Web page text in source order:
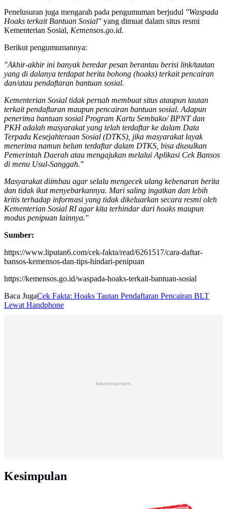
Penelusuran juga mengarah pada pengumuman berjudul "Waspada
Hoaks terkait Bantuan Sosial" yang dimuat dalam situs resmi
Kementerian Sosial, Kemensos.go.id.
Berikut pengumumannya:
"Akhir-akhir ini banyak beredar pesan berantau berisi link/tautan
yang di dalanya terdapat berita bohong (hoaks) terkait pencairan
dan/atau pendaftaran bantuan sosial.
Kementerian Sosial tidak pernah membuat situs ataupun tautan
terkait pendaftaran maupun pencairan bantuan sosial. Adapun
penerima bantuan sosial Program Kartu Sembako/ BPNT dan
PKH adalah masyarakat yang telah terdaftar ke dalam Data
Terpadu Kesejahteraan Sosial (DTKS), jika masyarakat layak
menerima namun belum terdaftar dalam DTKS, bisa diusulkan
Pemerintah Daerah atau mengajukan melalui Aplikasi Cek Bansos
di menu Usul-Sanggah."
Masyarakat diimbau agar selalu mengecek ulang kebenaran berita
dan tidak ikut menyebarkannya. Mari saling ingatkan dan lebih
kritis terhadap informasi yang tidak dikeluarkan secara resmi oleh
Kementerian Sosial RI agar kita terhindar dari hoaks maupun
modus penipuan lainnya."
Sumber:
https://www.liputan6.com/cek-fakta/read/6261517/cara-daftar-
bansos-kemensos-dan-tips-hindari-penipuan
https://kemensos.go.id/waspada-hoaks-terkait-bantuan-sosial
Baca JugaCek Fakta: Hoaks Tautan Pendaftaran Pencairan BLT
Lewat Handphone
Advertisement
Kesimpulan